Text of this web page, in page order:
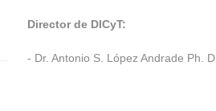
Director de DICyT:
- Dr. Antonio S. López Andrade Ph. D.